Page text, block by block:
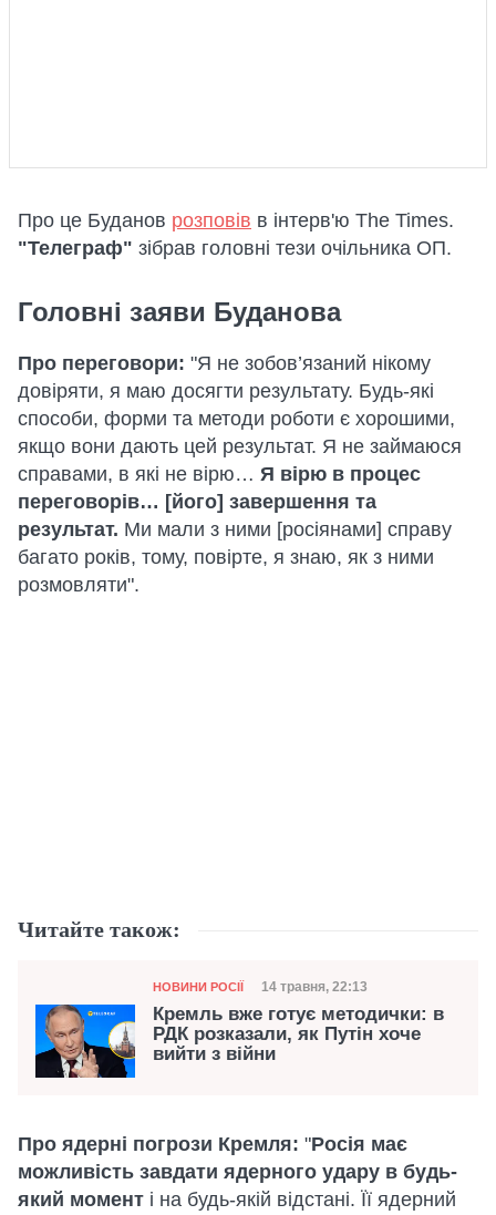
Про це Буданов розповів в інтерв'ю The Times.
"Телеграф" зібрав головні тези очільника ОП.
Головні заяви Буданова
Про переговори: "Я не зобов’язаний нікому
довіряти, я маю досягти результату. Будь-які
способи, форми та методи роботи є хорошими,
якщо вони дають цей результат. Я не займаюся
справами, в які не вірю… Я вірю в процес
переговорів… [його] завершення та
результат. Ми мали з ними [росіянами] справу
багато років, тому, повірте, я знаю, як з ними
розмовляти".
Читайте також:
Категорія
НОВИНИ РОСІЇ Дата публікації
14 травня, 22:13
Кремль вже готує методички: в
РДК розказали, як Путін хоче
вийти з війни
Про ядерні погрози Кремля: "Росія має
можливість завдати ядерного удару в будь-
який момент і на будь-якій відстані. Її ядерний